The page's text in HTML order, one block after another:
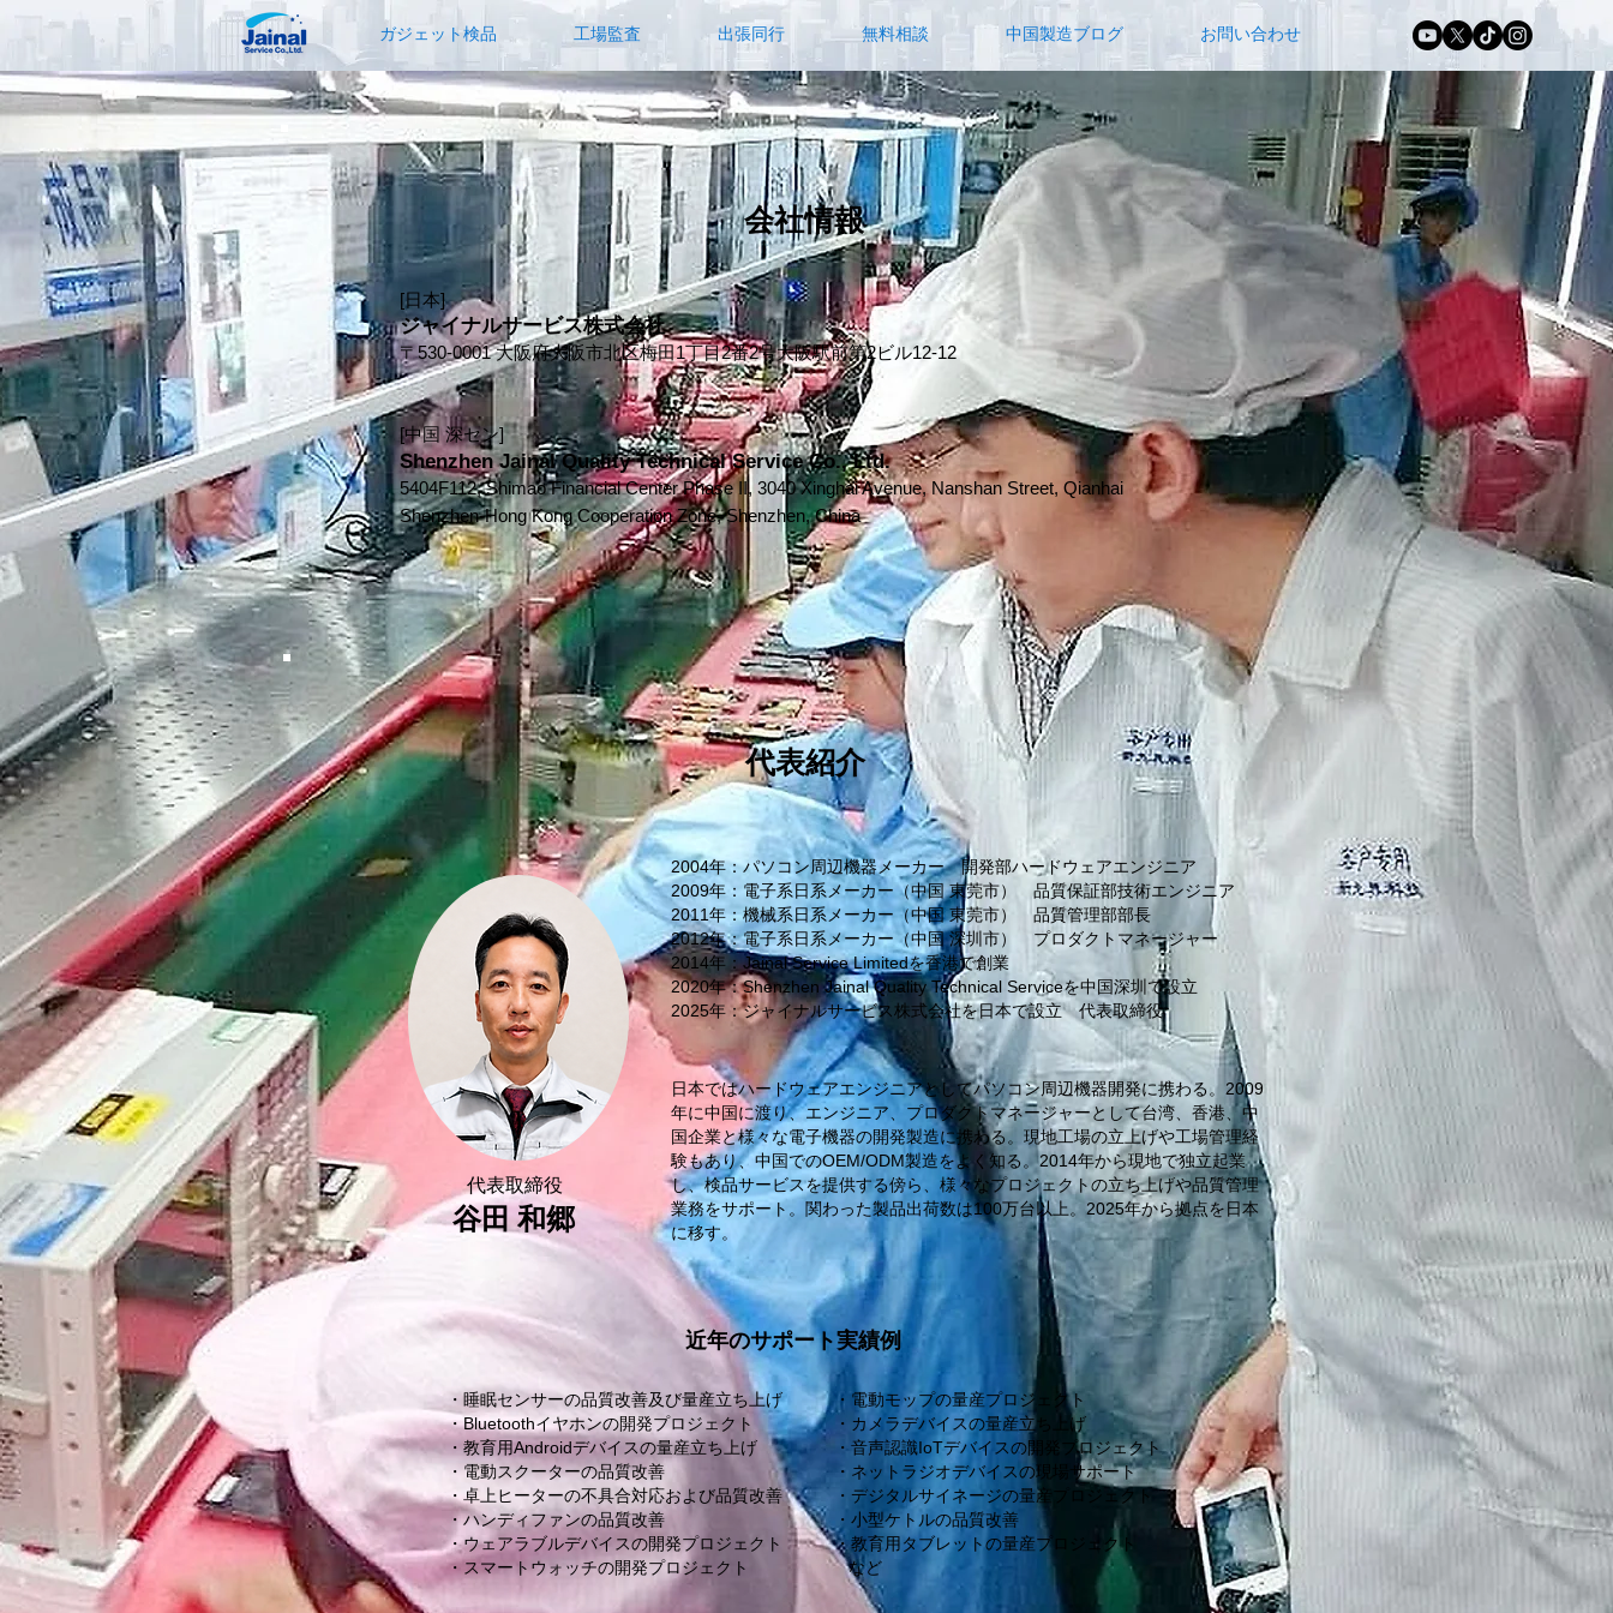
ガジェット検品 工場監査 出張同行 無料相談 中国製造ブログ お問い合わせ
会社情報
[日本]
ジャイナルサービス株式会社
〒530-0001 大阪府大阪市北区梅田1丁目2番2号大阪駅前第2ビル12-12
[中国 深セン]
Shenzhen Jainal Quality Technical Service Co., Ltd.
5404F112, Shimao Financial Center Phase II, 3040 Xinghai Avenue, Nanshan Street, Qianhai
Shenzhen-Hong Kong Cooperation Zone, Shenzhen, China
代表紹介
代表取締役
谷田 和郷
2004年：パソコン周辺機器メーカー 開発部ハードウェアエンジニア
2009年：電子系日系メーカー（中国 東莞市） 品質保証部技術エンジニア
2011年：機械系日系メーカー（中国 東莞市） 品質管理部部長
2012年：電子系日系メーカー（中国 深圳市） プロダクトマネージャー
2014年：Jainal Service Limitedを香港で創業
2020年：Shenzhen Jainal Quality Technical Serviceを中国深圳で設立
2025年：ジャイナルサービス株式会社を日本で設立 代表取締役
日本ではハードウェアエンジニアとしてパソコン周辺機器開発に携わる。2009
年に中国に渡り、エンジニア、プロダクトマネージャーとして台湾、香港、中
国企業と様々な電子機器の開発製造に携わる。現地工場の立上げや工場管理経
験もあり、中国でのOEM/ODM製造をよく知る。2014年から現地で独立起業
し、検品サービスを提供する傍ら、様々なプロジェクトの立ち上げや品質管理
業務をサポート。関わった製品出荷数は100万台以上。2025年から拠点を日本
に移す。
近年のサポート実績例
・睡眠センサーの品質改善及び量産立ち上げ
​・Bluetoothイヤホンの開発プロジェクト
・教育用Androidデバイスの量産立ち上げ
​・電動スクーターの品質改善
​・卓上ヒーターの不具合対応および品質改善
​・ハンディファンの品質改善
​・ウェアラブルデバイスの開発プロジェクト
​・スマートウォッチの開発プロジェクト
​​・電動モップの量産プロジェクト
・カメラデバイスの量産立ち上げ
・音声認識IoTデバイスの開発プロジェクト
・ネットラジオデバイスの現場サポート
・デジタルサイネージの量産プロジェクト
・小型ケトルの品質改善
・教育用タブレットの量産プロジェクト
など